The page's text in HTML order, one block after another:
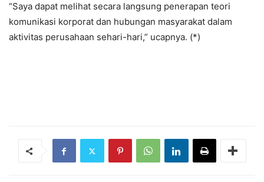
“Saya dapat melihat secara langsung penerapan teori
komunikasi korporat dan hubungan masyarakat dalam
aktivitas perusahaan sehari-hari,” ucapnya. (*)